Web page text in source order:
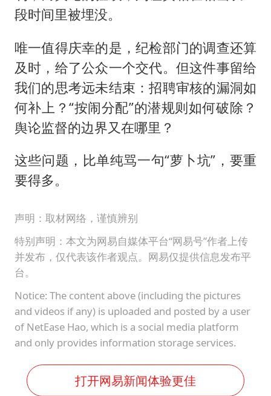
段时间里被埋没。
唯一值得庆幸的是，纪检部门的调查还算
及时，给了公众一个交代。但这件事留给
我们的思考远未结束：招聘审核的漏洞如
何补上？“按闹分配”的潜规则如何破除？
舆论监督的边界又在哪里？
这些问题，比单纯骂一句“萝卜坑”，要重
要得多。
声明：取材网络，谨慎辨别
特别声明：本文为网易自媒体平台“网易号”作者上传
并发布，仅代表该作者观点。网易仅提供信息发布平
台。
Notice: The content above (including the pictures
and videos if any) is uploaded and posted by a user
of NetEase Hao, which is a social media platform
and only provides information storage services.
打开网易新闻体验更佳